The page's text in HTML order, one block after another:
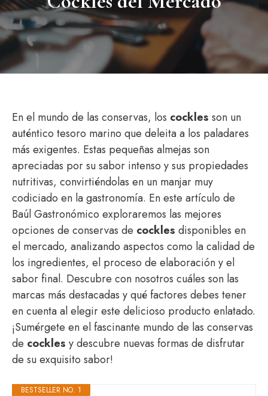
En el mundo de las conservas, los cockles son un
auténtico tesoro marino que deleita a los paladares
más exigentes. Estas pequeñas almejas son
apreciadas por su sabor intenso y sus propiedades
nutritivas, convirtiéndolas en un manjar muy
codiciado en la gastronomía. En este artículo de
Baúl Gastronómico exploraremos las mejores
opciones de conservas de cockles disponibles en
el mercado, analizando aspectos como la calidad de
los ingredientes, el proceso de elaboración y el
sabor final. Descubre con nosotros cuáles son las
marcas más destacadas y qué factores debes tener
en cuenta al elegir este delicioso producto enlatado.
¡Sumérgete en el fascinante mundo de las conservas
de cockles y descubre nuevas formas de disfrutar
de su exquisito sabor!
BESTSELLER NO. 1